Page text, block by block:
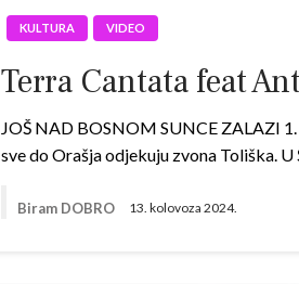
KULTURA VIDEO
Terra Cantata feat
JOŠ NAD BOSNOM SUNCE ZALAZI
sve do Orašja odjekuju zvona Toliška.
Biram DOBRO 13. kolovoza 2024.